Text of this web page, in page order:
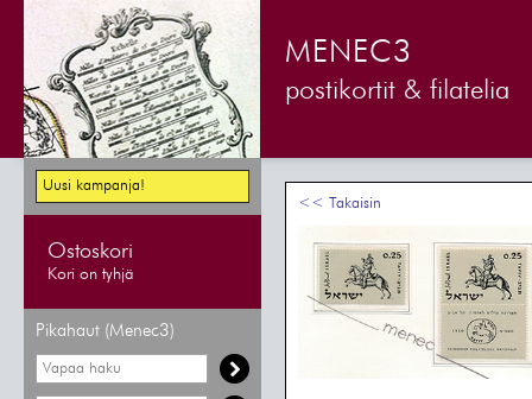
MENEC3
postikortit & filatelia
Uusi kampanja!
Ostoskori
Kori on tyhjä
Pikahaut (Menec3)
<< Takaisin